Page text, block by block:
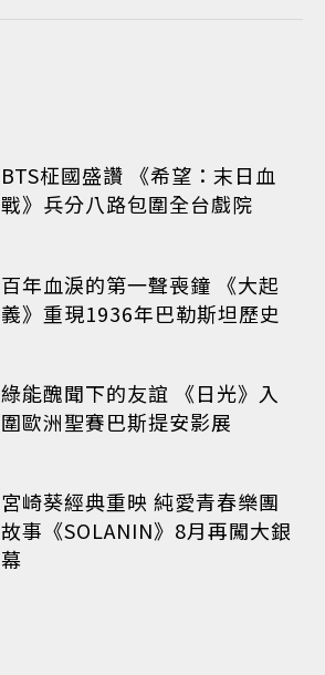
BTS柾國盛讚 《希望：末日血
戰》兵分八路包圍全台戲院
百年血淚的第一聲喪鐘 《大起
義》重現1936年巴勒斯坦歷史
綠能醜聞下的友誼 《日光》入
圍歐洲聖賽巴斯提安影展
宮崎葵經典重映 純愛青春樂團
故事《SOLANIN》8月再闖大銀
幕